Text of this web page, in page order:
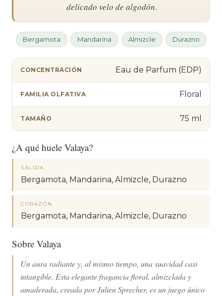
delicado velo de algodón.
Bergamota Mandarina Almizcle Durazno
CONCENTRACIÓN Eau de Parfum (EDP)
FAMILIA OLFATIVA Floral
TAMAÑO 75 ml
¿A qué huele Valaya?
SALIDA
Bergamota, Mandarina, Almizcle, Durazno
CORAZÓN
Bergamota, Mandarina, Almizcle, Durazno
Sobre Valaya
Un aura radiante y, al mismo tiempo, una suavidad casi
intangible. Esta elegante fragancia floral, almizclada y
amaderada, creada por Julien Sprecher, es un juego único